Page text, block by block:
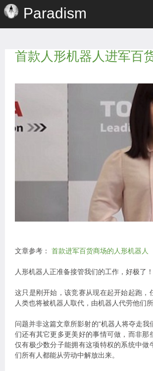
Paradism
首款人形机器人进军百
文章参考： 首款进军百货商场的人形机器人
人形机器人正准备接管我们的工作，好极了！
这只是刚开始，该竞赛从现在起开始起跑
人类也将被机器人取代，由机器人代劳他们
问题并非这篇文章所影射的“机器人将夺走
们还有其它更多更美好的事情可做，而非
仅有极少数分子能拥有这项特权的系统中
们所有人都能从劳动中解放出来。